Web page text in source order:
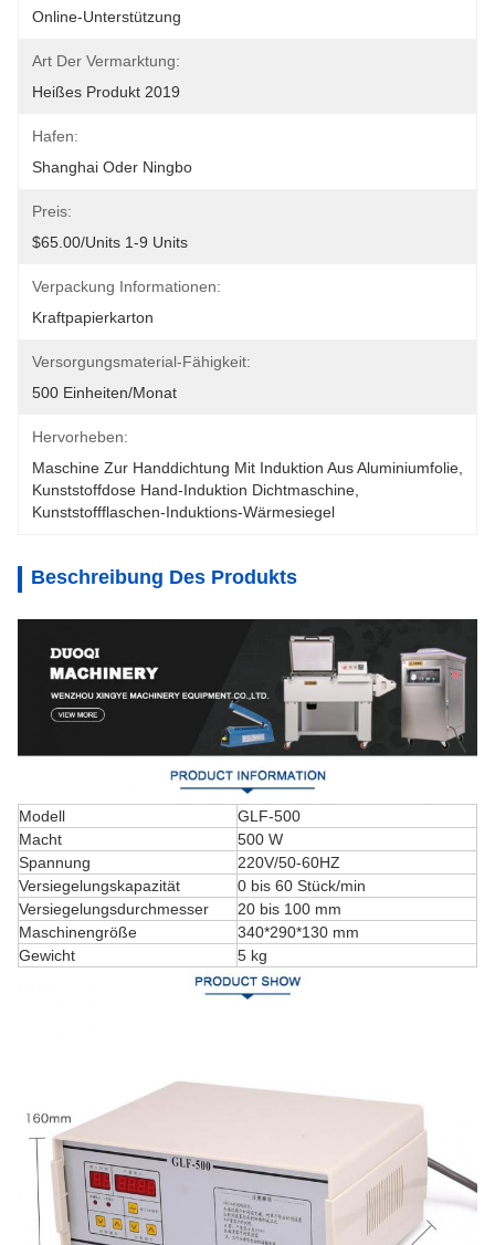
Online-Unterstützung
Art Der Vermarktung:
Heißes Produkt 2019
Hafen:
Shanghai Oder Ningbo
Preis:
$65.00/units 1-9 Units
Verpackung Informationen:
Kraftpapierkarton
Versorgungsmaterial-Fähigkeit:
500 Einheiten/Monat
Hervorheben:
Maschine Zur Handdichtung Mit Induktion Aus Aluminiumfolie
Kunststoffdose Hand-Induktion Dichtmaschine
Kunststoffflaschen-Induktions-Wärmesiegel
Beschreibung Des Produkts
Modell
GLF-500
Macht
500 W
Spannung
220V/50-60HZ
Versiegelungskapazität
0 bis 60 Stück/min
Versiegelungsdurchmesser
20 bis 100 mm
Maschinengröße
340*290*130 mm
Gewicht
5 kg